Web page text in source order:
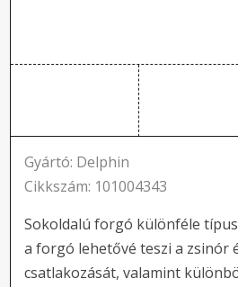
Gyártó: Delphin
Cikkszám: 101004343
Sokoldalú forgó különféle
a forgó lehetővé teszi a zsinór
csatlakozását, valamint